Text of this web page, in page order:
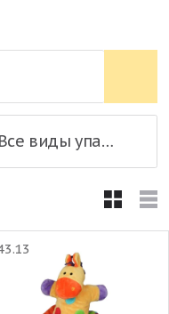
Все виды упаковки